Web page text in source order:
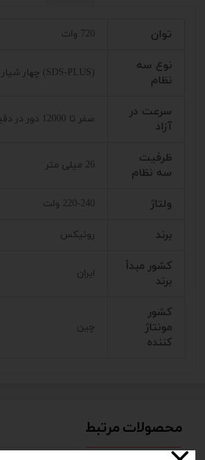
توان 720 وات
نوع سه
نظام
(SDS-PLUS) چهار شیار
سرعت در
آزاد
صفر تا 12000 دور در دقیقه
ظرفیت
سه نظام
26 میلی متر
ولتاژ 220-240 ولت
برند رونیکس
کشور مبدأ
برند
ایران
کشور
مونتاژ
کننده
چین
محصولات مرتبط